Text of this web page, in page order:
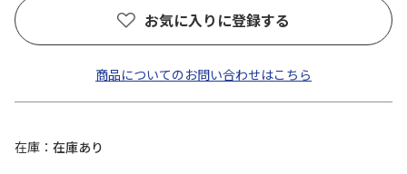
お気に入りに登録する
商品についてのお問い合わせはこちら
在庫
在庫あり